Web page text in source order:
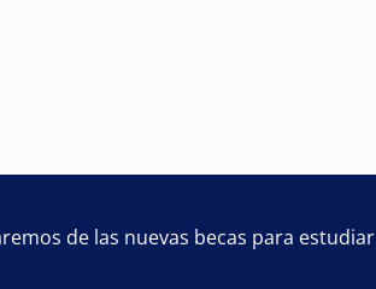
de las nuevas becas para estudiar